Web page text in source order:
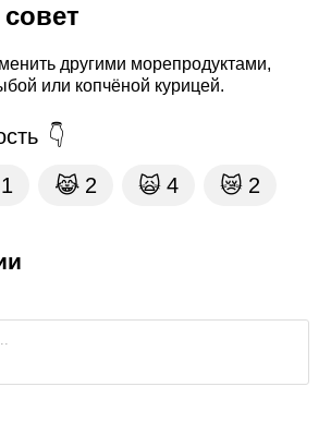
другими морепродуктами,
или копчёной курицей.
1 😹 2 🙀 4 😿 2